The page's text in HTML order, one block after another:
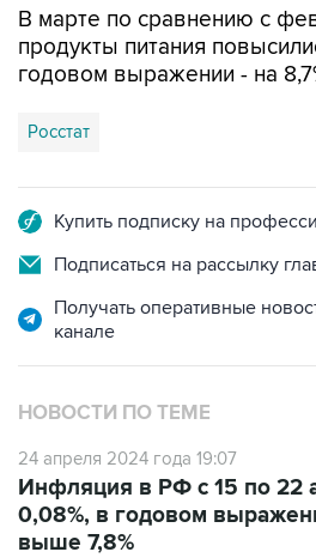
В марте по сравнению с
продукты питания
годовом выражении - на
Росстат
Купить подписку на
Подписаться на рассылку
Получать оперативные
канале
НОВОСТИ ПО ТЕМЕ
24 апреля 2024 года 19:07
Инфляция в РФ с 15 по 22
0,08%, в годовом
выше 7,8%